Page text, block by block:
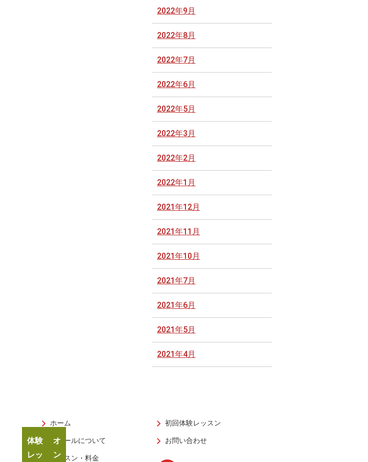
2022年9月
2022年8月
2022年7月
2022年6月
2022年5月
2022年3月
2022年2月
2022年1月
2021年12月
2021年11月
2021年10月
2021年7月
2021年6月
2021年5月
2021年4月
ホーム
スクールについて
レッスン・料金
初回体験レッスン
お問い合わせ
体験
レッ
オ
ン